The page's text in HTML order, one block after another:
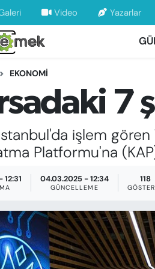
Video Yazarlar
EKONOMİ
7
işlem
Platformu'na
04.03.2025 - 12:34
GÜNCELLEME
118
GAZETECİLİĞİNİ